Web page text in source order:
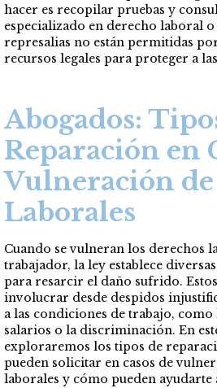
hacer es recopilar pruebas y
especializado en derecho laboral
represalias no están permitidas
recursos legales para proteger a
Abogados:
Reparación en
Vulneración
Laborales
Cuando se vulneran los derechos
trabajador, la ley establece
para resarcir el daño sufrido.
involucrar desde despidos
a las condiciones de trabajo, como
salarios o la discriminación. En
exploraremos los tipos de
pueden solicitar en casos de
laborales y cómo pueden ayudarte